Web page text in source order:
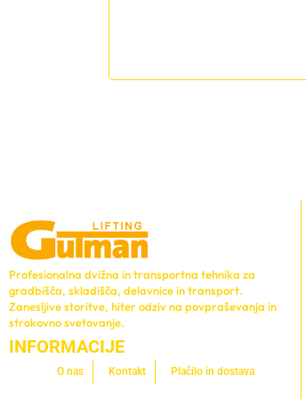
Profesionalna dvižna in transportna tehnika za
gradbišča, skladišča, delavnice in transport.
Zanesljive storitve, hiter odziv na povpraševanja in
strokovno svetovanje.
INFORMACIJE
O nas Kontakt Plačilo in dostava